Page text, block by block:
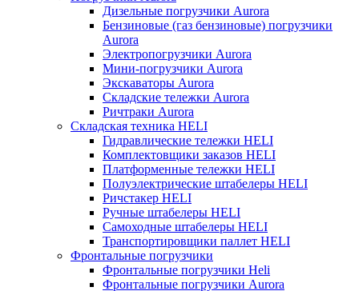
Дизельные погрузчики Aurora
Бензиновые (газ бензиновые) погрузчики
Aurora
Электропогрузчики Aurora
Мини-погрузчики Aurora
Экскаваторы Aurora
Складские тележки Aurora
Ричтраки Aurora
Складская техника HELI
Гидравлические тележки HELI
Комплектовщики заказов HELI
Платформенные тележки HELI
Полуэлектрические штабелеры HELI
Ричстакер HELI
Ручные штабелеры HELI
Самоходные штабелеры HELI
Транспортировщики паллет HELI
Фронтальные погрузчики
Фронтальные погрузчики Heli
Фронтальные погрузчики Aurora